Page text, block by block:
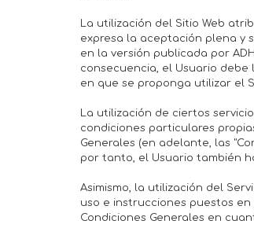
La utilización del Sitio Web
expresa la aceptación plena y
en la versión publicada por
consecuencia, el Usuario
en que se proponga utilizar el
La utilización de ciertos
condiciones particulares
Generales (en adelante, las
por tanto, el Usuario también
Asimismo, la utilización del
uso e instrucciones puestos
Condiciones Generales en